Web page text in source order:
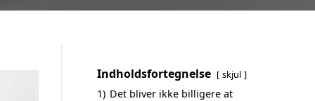
Indholdsfortegnelse skjul
1) Det bliver ikke billigere at